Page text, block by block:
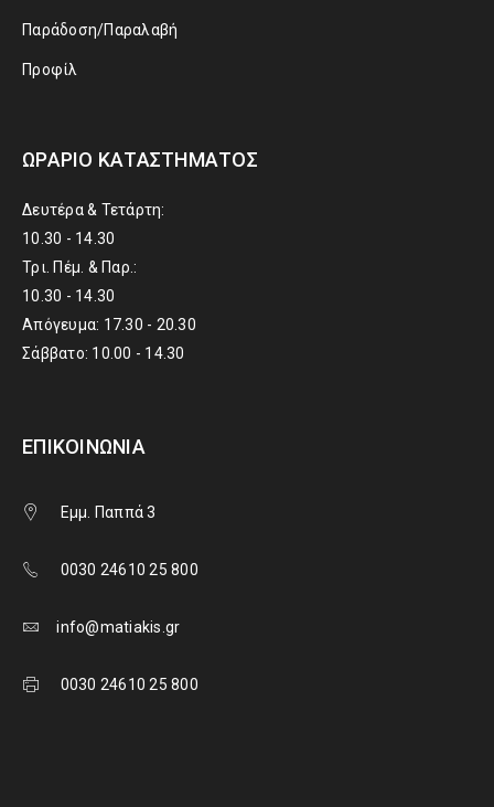
Παράδοση/Παραλαβή
Προφίλ
ΩΡΆΡΙΟ ΚΑΤΑΣΤΉΜΑΤΟΣ
Δευτέρα & Τετάρτη:
10.30 - 14.30
Τρι. Πέμ. & Παρ.:
10.30 - 14.30
Απόγευμα: 17.30 - 20.30
Σάββατο: 10.00 - 14.30
ΕΠΙΚΟΙΝΩΝΊΑ
Εμμ. Παππά 3
0030 24610 25 800
info@matiakis.gr
0030 24610 25 800